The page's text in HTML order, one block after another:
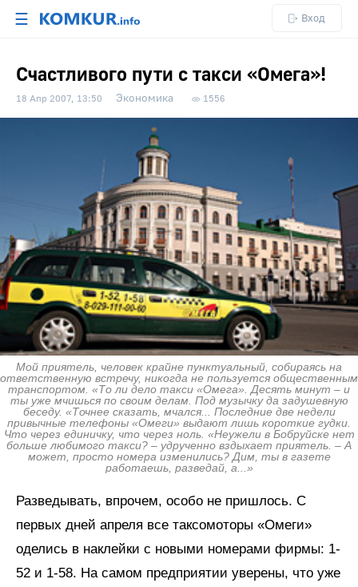
☰ Вход
Счастливого пути с такси «Омега»!
18 Апр 2007, 13:50 Экономика 1556
Мой приятель, человек крайне пунктуальный, собираясь на
ответственную встречу, никогда не пользуется общественным
транспортом. «То ли дело такси «Омега». Десять минут – и
ты уже мчишься по своим делам. Под музычку да задушевную
беседу. «Точнее сказать, мчался... Последние две недели
привычные телефоны «Омеги» выдают лишь короткие гудки.
Что через единичку, что через ноль. «Неужели в Бобруйске нет
больше любимого такси? – удрученно вздыхает приятель. – А
может, просто номера изменились? Дим, ты в газете
работаешь, разведай, а...»
Разведывать, впрочем, особо не пришлось. С
первых дней апреля все таксомоторы «Омеги»
оделись в наклейки с новыми номерами фирмы: 1-
52 и 1-58. На самом предприятии уверены, что уже